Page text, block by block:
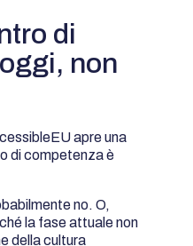
di
non
apre una
di competenza è
no. O,
la fase attuale non
della cultura